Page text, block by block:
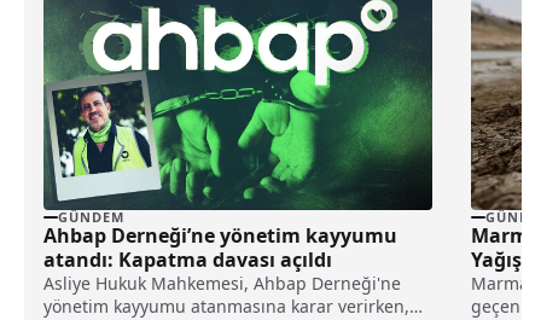
GÜNDEM
Ahbap Derneği’ne yönetim kayyumu
atandı: Kapatma davası açıldı
Asliye Hukuk Mahkemesi, Ahbap Derneği'ne
yönetim kayyumu atanmasına karar verirken,
geçen